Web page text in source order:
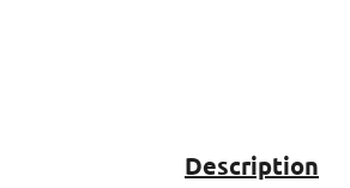
Description